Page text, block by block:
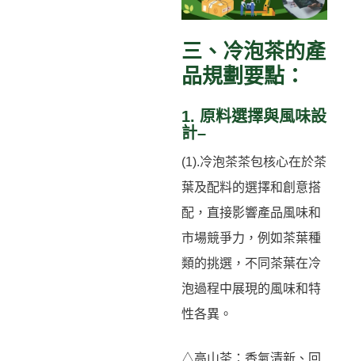
三、冷泡茶的產
品規劃要點：
1. 原料選擇與風味設
計–
(1).冷泡茶茶包核心在於茶
葉及配料的選擇和創意搭
配，直接影響產品風味和
市場競爭力，例如茶葉種
類的挑選，不同茶葉在冷
泡過程中展現的風味和特
性各異。